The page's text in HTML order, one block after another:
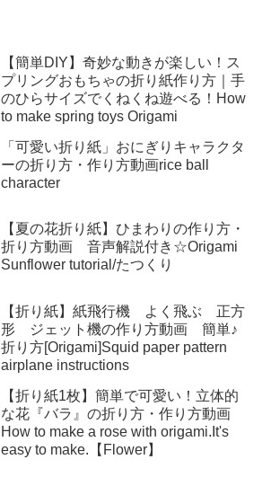
【簡単DIY】奇妙な動きが楽しい！ス
プリングおもちゃの折り紙作り方｜手
のひらサイズでくねくね遊べる！How
to make spring toys Origami
「可愛い折り紙」おにぎりキャラクタ
ーの折り方・作り方動画rice ball
character
【夏の花折り紙】ひまわりの作り方・
折り方動画 音声解説付き☆Origami
Sunflower tutorial/たつくり
【折り紙】紙飛行機 よく飛ぶ 正方
形 ジェット機の作り方動画 簡単♪
折り方[Origami]Squid paper pattern
airplane instructions
【折り紙1枚】簡単で可愛い！立体的
な花『バラ』の折り方・作り方動画
How to make a rose with origami.It's
easy to make.【Flower】